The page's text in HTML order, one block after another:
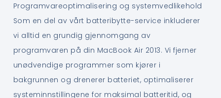
Programvareoptimalisering og systemvedlikehold
Som en del av vårt batteribytte-service inkluderer
vi alltid en grundig gjennomgang av
programvaren på din MacBook Air 2013. Vi fjerner
unødvendige programmer som kjører i
bakgrunnen og drenerer batteriet, optimaliserer
systeminnstillingene for maksimal batteritid, og